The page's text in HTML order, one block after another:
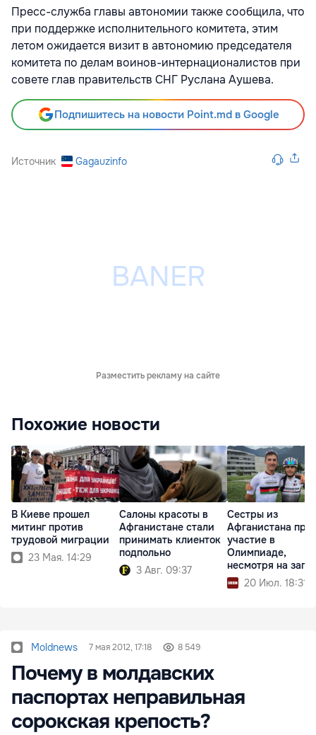
Пресс-служба главы автономии также сообщила, что
при поддержке исполнительного комитета, этим
летом ожидается визит в автономию председателя
комитета по делам воинов-интернационалистов при
совете глав правительств СНГ Руслана Аушева.
Подпишитесь на новости Point.md в Google
Источник Gagauzinfo
Разместить рекламу на сайте
Похожие новости
В Киеве прошел
митинг против
трудовой миграции
23 Мая. 14:29
Салоны красоты в
Афганистане стали
принимать клиенток
подпольно
3 Авг. 09:37
Сестры из
Афганистана
участие в
Олимпиаде,
несмотря на
20 Июл. 18:31
Moldnews 7 мая 2012, 17:18 8 549
Почему в молдавских
паспортах неправильная
сорокская крепость?